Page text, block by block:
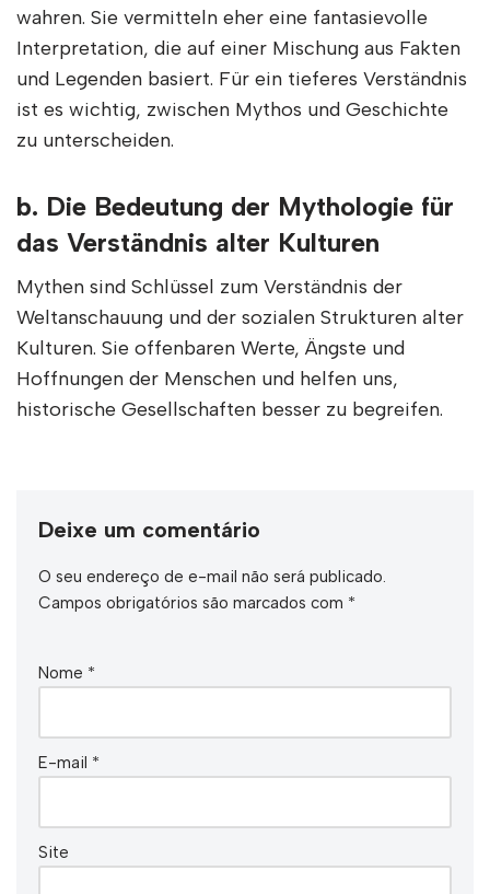
wahren. Sie vermitteln eher eine fantasievolle
Interpretation, die auf einer Mischung aus Fakten
und Legenden basiert. Für ein tieferes Verständnis
ist es wichtig, zwischen Mythos und Geschichte
zu unterscheiden.
b. Die Bedeutung der Mythologie für
das Verständnis alter Kulturen
Mythen sind Schlüssel zum Verständnis der
Weltanschauung und der sozialen Strukturen alter
Kulturen. Sie offenbaren Werte, Ängste und
Hoffnungen der Menschen und helfen uns,
historische Gesellschaften besser zu begreifen.
Deixe um comentário
O seu endereço de e-mail não será publicado.
Campos obrigatórios são marcados com *
Nome *
E-mail *
Site